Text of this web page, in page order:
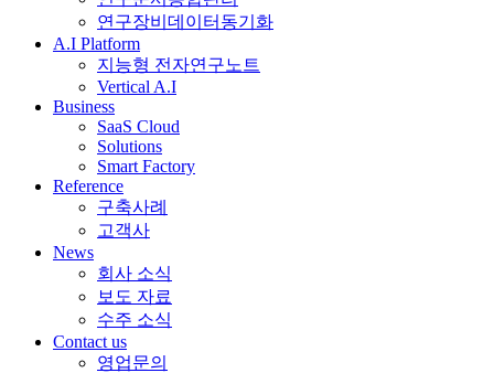
연구장비데이터동기화
A.I Platform
지능형 전자연구노트
Vertical A.I
Business
SaaS Cloud
Solutions
Smart Factory
Reference
구축사례
고객사
News
회사 소식
보도 자료
수주 소식
Contact us
영업문의